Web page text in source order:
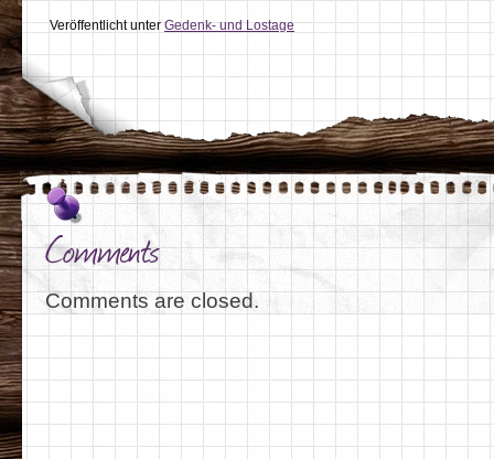
Veröffentlicht unterGedenk- und Lostage
Comments
Comments are closed.